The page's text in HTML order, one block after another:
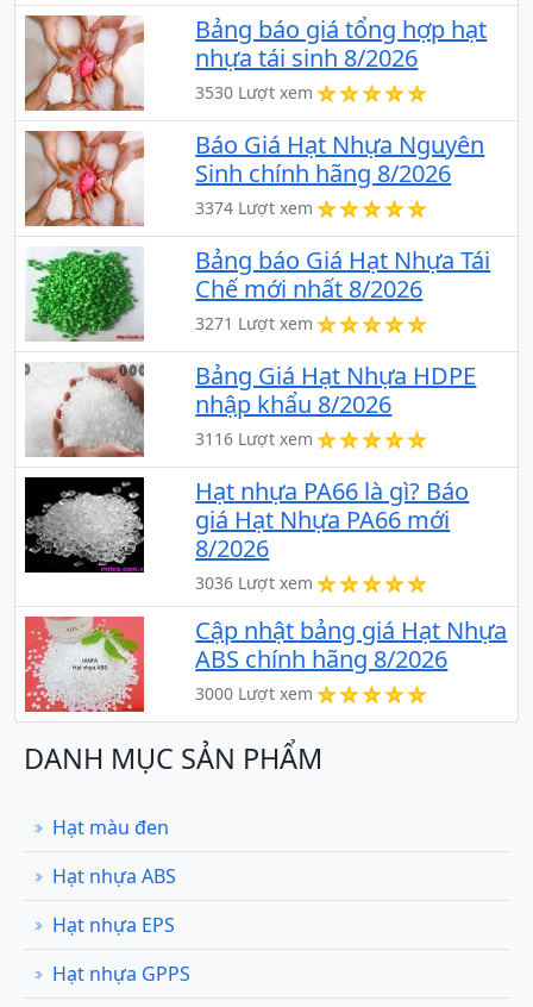
Bảng báo giá tổng hợp hạt
nhựa tái sinh 8/2026
3530 Lượt xem
Báo Giá Hạt Nhựa Nguyên
Sinh chính hãng 8/2026
3374 Lượt xem
Bảng báo Giá Hạt Nhựa Tái
Chế mới nhất 8/2026
3271 Lượt xem
Bảng Giá Hạt Nhựa HDPE
nhập khẩu 8/2026
3116 Lượt xem
Hạt nhựa PA66 là gì? Báo
giá Hạt Nhựa PA66 mới
8/2026
3036 Lượt xem
Cập nhật bảng giá Hạt Nhựa
ABS chính hãng 8/2026
3000 Lượt xem
DANH MỤC SẢN PHẨM
Hạt màu đen
Hạt nhựa ABS
Hạt nhựa EPS
Hạt nhựa GPPS